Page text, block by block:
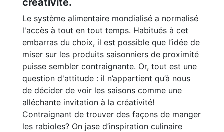
créativité.
Le système alimentaire mondialisé a normalisé
l'accès à tout en tout temps. Habitués à cet
embarras du choix, il est possible que l’idée de
miser sur les produits saisonniers de proximité
puisse sembler contraignante. Or, tout est une
question d'attitude : il n’appartient qu’à nous
de décider de voir les saisons comme une
alléchante invitation à la créativité!
Contraignant de trouver des façons de manger
les rabioles? On jase d’inspiration culinaire